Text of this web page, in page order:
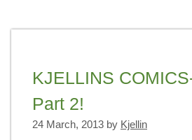
KJELLINS
Part 2!
24 March, 2013 by Kjellin